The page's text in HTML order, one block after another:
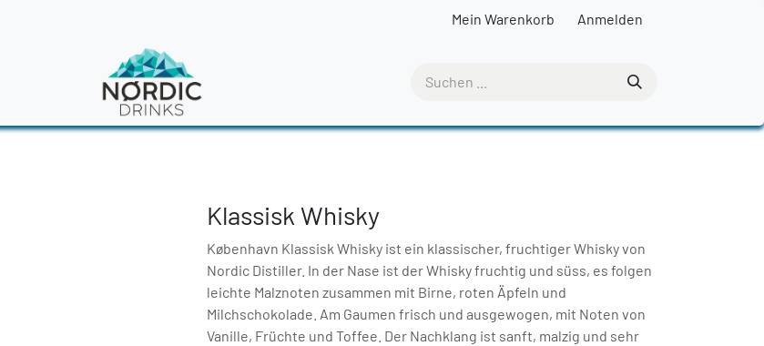
Mein Warenkorb Anmelden
Klassisk Whisky
København Klassisk Whisky ist ein klassischer, fruchtiger Whisky von
Nordic Distiller. In der Nase ist der Whisky fruchtig und süss, es folgen
leichte Malznoten zusammen mit Birne, roten Äpfeln und
Milchschokolade. Am Gaumen frisch und ausgewogen, mit Noten von
Vanille, Früchte und Toffee. Der Nachklang ist sanft, malzig und sehr